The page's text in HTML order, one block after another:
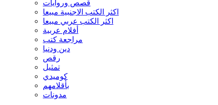
قصص وروايات
اكثر الكتب الاجنبية مبيعا
اكثر الكتب عربي مبيعا
أفلام عربية
مراجعة كتب
دين ودنيا
رقص
تمثيل
كوميدي
بأقلامهم
مدونات